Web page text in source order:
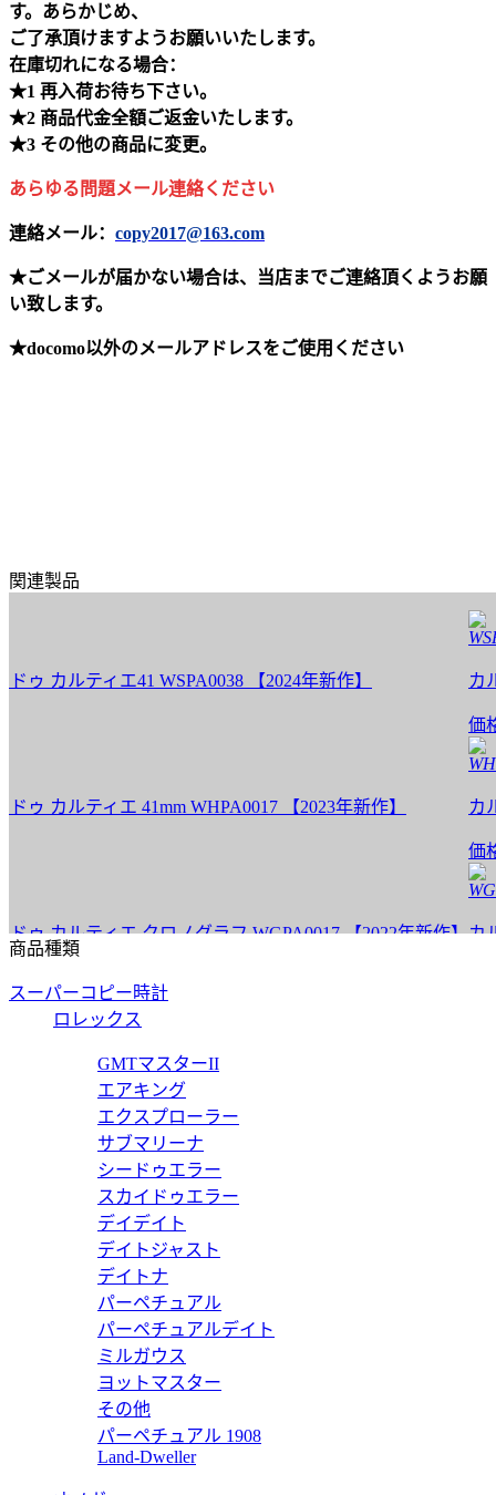
す。あらかじめ、
ご了承頂けますようお願いいたします。
在庫切れになる場合：
★1 再入荷お待ち下さい。
★2 商品代金全額ご返金いたします。
★3 その他の商品に変更。
あらゆる問題メール連絡ください
連絡メール： copy2017@163.com
★ごメールが届かない場合は、当店までご連絡頂くようお願
い致します。
★docomo以外のメールアドレスをご使用ください
関連製品
ルティエ41 WSPA0038 【2024年新作】
ルティエ 41mm WHPA0017 【2023年新作】
カルティエ クロノグラフ WGPA0017 【2022年新作】
ルティエ WJPA0018 【2022年新作】
ルティエ WJPA0017 【2022年新作】
ルティエ クロノグラフ WSPA0027 【2022年新作】
ルティエ41 WSPA0026 【2022年新作】
カル
価格:
カル
価格:
カルテ
商品種類
スーパーコピー時計
ロレックス
GMTマスターII
エアキング
エクスプローラー
サブマリーナ
シードゥエラー
スカイドゥエラー
デイデイト
デイトジャスト
デイトナ
パーペチュアル
パーペチュアルデイト
ミルガウス
ヨットマスター
その他
パーペチュアル 1908
Land-Dweller